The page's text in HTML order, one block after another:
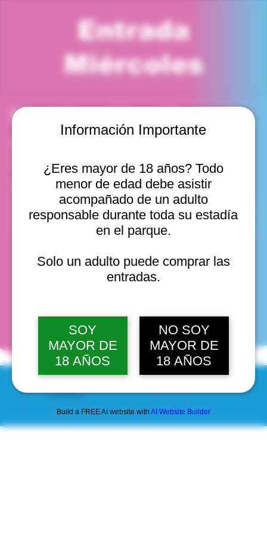
Información Importante
¿Eres mayor de 18 años? Todo
menor de edad debe asistir
acompañado de un adulto
responsable durante toda su estadía
en el parque.
Solo un adulto puede comprar las
entradas.
SOY
MAYOR DE
18 AÑOS
NO SOY
MAYOR DE
18 AÑOS
Build a FREE AI website with AI Website Builder
Entrada
Miércoles
Horario y ubicación
Valparaíso, Chile
Otras fechas
mié, 12 ago, 10:00 a. m.
mié, 12 ago, 11:00 a. m.
mié, 12 ago, 12:00 p. m.
Ver 20
fechas